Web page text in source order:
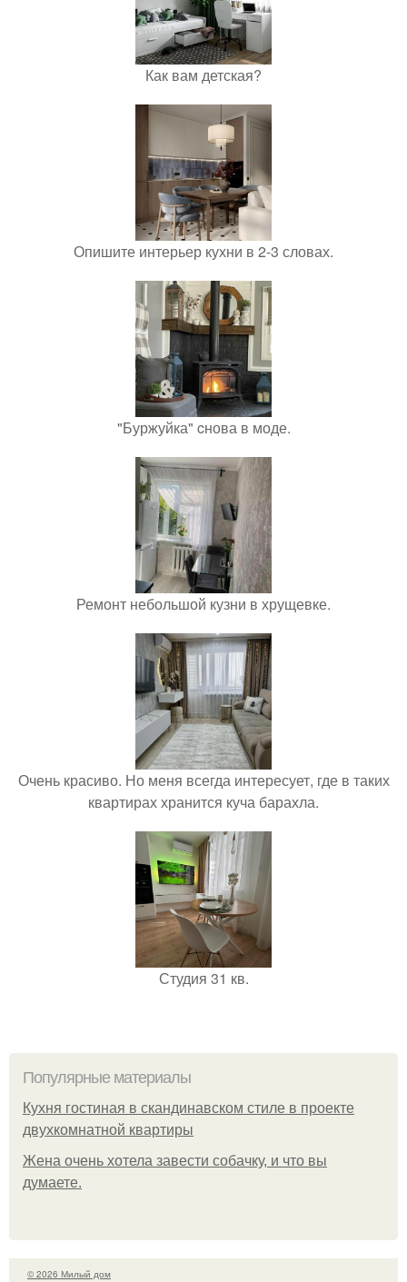
Как вам детская?
Опишите интерьер кухни в 2-3 словах.
"Буржуйка" cнова в моде.
Ремонт небольшой кузни в хрущевке.
Очень красиво. Но меня всегда интересует, где в таких
квартирах хранится куча барахла.
Студия 31 кв.
Популярные материалы
Кухня гостиная в скандинавском стиле в проекте
двухкомнатной квартиры
Жена очень хотела завести собачку, и что вы
думаете.
© 2026 Милый дом